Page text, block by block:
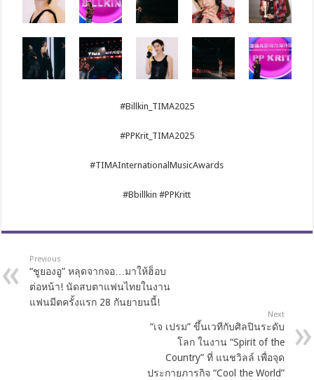
#Billkin_TIMA2025
#PPKrit_TIMA2025
#TIMAInternationalMusicAwards
#Bbillkin #PPKritt
Previous
“ชูยองอู” หลุดจากจอ…มาให้ฮ็อบ
ต่อหน้า! นัดสบตาแฟนไทยในงาน
แฟนมีตครั้งแรก 28 กันยายนนี้!
Next
“เจ เปรม” ขึ้นเวทีกับศิลปินระดับ
โลก ในงาน “Spirit of the
Country” ที่ แนชวิลล์ เพื่อจุด
ประกายภารกิจ “Cool the World”